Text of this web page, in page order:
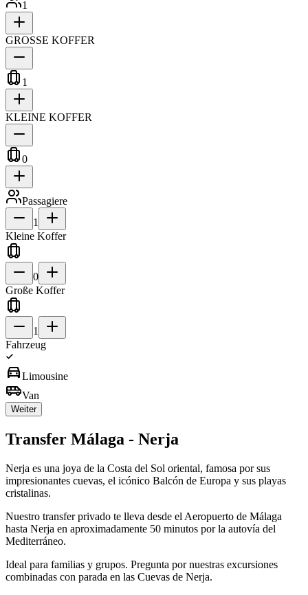
1
GROSSE KOFFER
1
KLEINE KOFFER
0
Passagiere
1
Kleine Koffer
0
Große Koffer
1
Fahrzeug
directions_carLimousine
airport_shuttleVan
Weiter
Transfer Málaga - Nerja
Nerja es una joya de la Costa del Sol oriental, famosa por sus
impresionantes cuevas, el icónico Balcón de Europa y sus playas
cristalinas.
Nuestro transfer privado te lleva desde el Aeropuerto de Málaga
hasta Nerja en aproximadamente 50 minutos por la autovía del
Mediterráneo.
Ideal para familias y grupos. Pregunta por nuestras excursiones
combinadas con parada en las Cuevas de Nerja.